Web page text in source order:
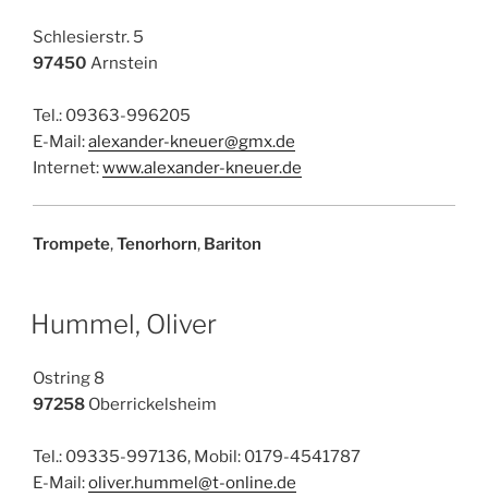
Schlesierstr. 5
97450 Arnstein
Tel.: 09363-996205
E-Mail:alexander-kneuer@gmx.de
Internet:www.alexander-kneuer.de
Trompete,Tenorhorn, Bariton
Hummel, Oliver
Ostring 8
97258 Oberrickelsheim
Tel.: 09335-997136, Mobil: 0179-4541787
E-Mail:oliver.hummel@t-online.de